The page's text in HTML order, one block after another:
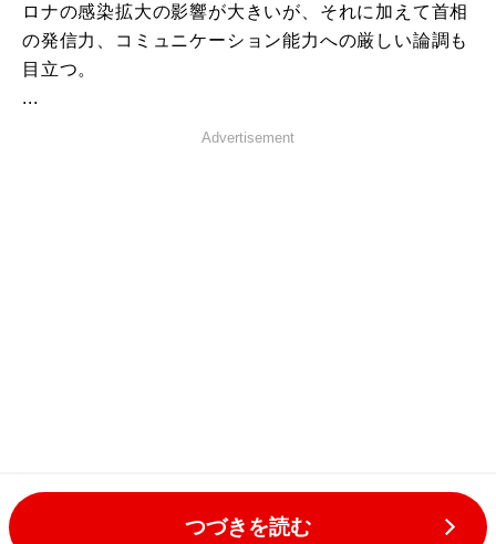
ロナの感染拡大の影響が大きいが、それに加えて首相
の発信力、コミュニケーション能力への厳しい論調も
目立つ。
...
Advertisement
つづきを読む